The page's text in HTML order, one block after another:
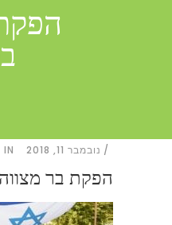
נובמבר 11, 2018 IN
הפקת בר מצווה